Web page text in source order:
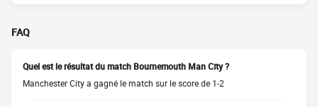
FAQ
Quel est le résultat du match Bournemouth Man City ?
Manchester City a gagné le match sur le score de 1-2